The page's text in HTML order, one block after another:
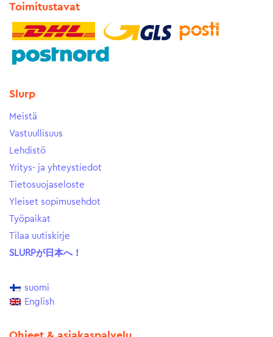
Toimitustavat
Slurp
Meistä
Vastuullisuus
Lehdistö
Yritys- ja yhteystiedot
Tietosuojaseloste
Yleiset sopimusehdot
Työpaikat
Tilaa uutiskirje
SLURPが日本へ！
suomi
English